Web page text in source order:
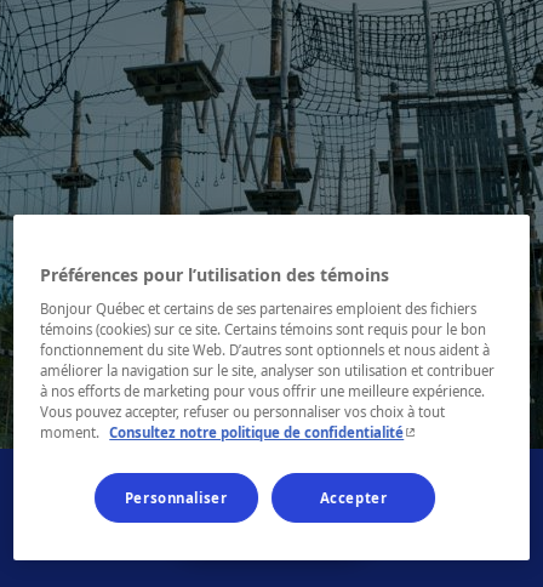
Réserver- Cet hyperlien s'ouvrira
Préférences pour l’utilisation des témoins
Bonjour Québec et certains de ses partenaires emploient des fichiers
témoins (cookies) sur ce site. Certains témoins sont requis pour le bon
fonctionnement du site Web. D’autres sont optionnels et nous aident à
améliorer la navigation sur le site, analyser son utilisation et contribuer
à nos efforts de marketing pour vous offrir une meilleure expérience.
Vous pouvez accepter, refuser ou personnaliser vos choix à tout
moment. Consultez notre politique de confidentialité- Cet hyperlien
Personnaliser Accepter